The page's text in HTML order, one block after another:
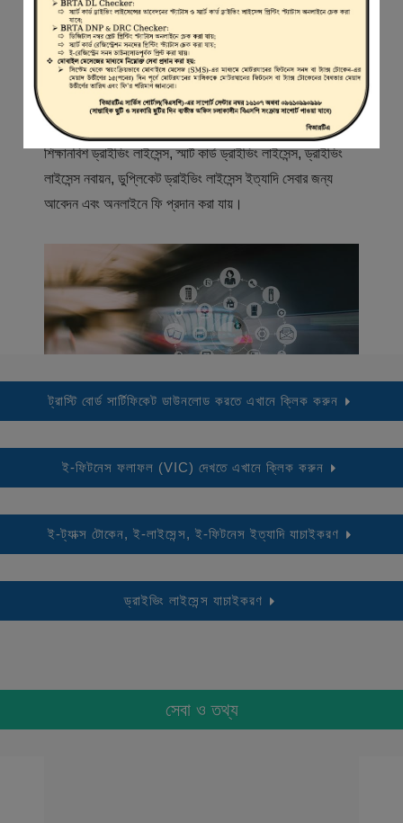
স্বাগতম
বিআরটিএ সার্ভিস পোর্টাল (বিএসপি) বাংলাদেশ রোড ট্রান্সপোর্ট অথরিটি
(বিআরটিএ) এর একটি অনলাইন সেবা প্রদানের মাধ্যম যেখানে ড্রাইভার,
মোটরযান মালিক, মোটরযান বিক্রেতাদের নিবন্ধিত করা হয় এবং
শিক্ষানবিশ ড্রাইভিং লাইসেন্স, স্মার্ট কার্ড ড্রাইভিং লাইসেন্স, ড্রাইভিং
লাইসেন্স নবায়ন, ডুপ্লিকেট ড্রাইভিং লাইসেন্স ইত্যাদি সেবার জন্য
আবেদন এবং অনলাইনে ফি প্রদান করা যায়।
ট্রাস্টি বোর্ড সার্টিফিকেট ডাউনলোড করতে এখানে ক্লিক করুন
ই-ফিটনেস ফলাফল (VIC) দেখতে এখানে ক্লিক করুন
ই-ট্যাক্স টোকেন, ই-লাইসেন্স, ই-ফিটনেস ইত্যাদি যাচাইকরণ
ড্রাইভিং লাইসেন্স যাচাইকরণ
সেবা ও তথ্য